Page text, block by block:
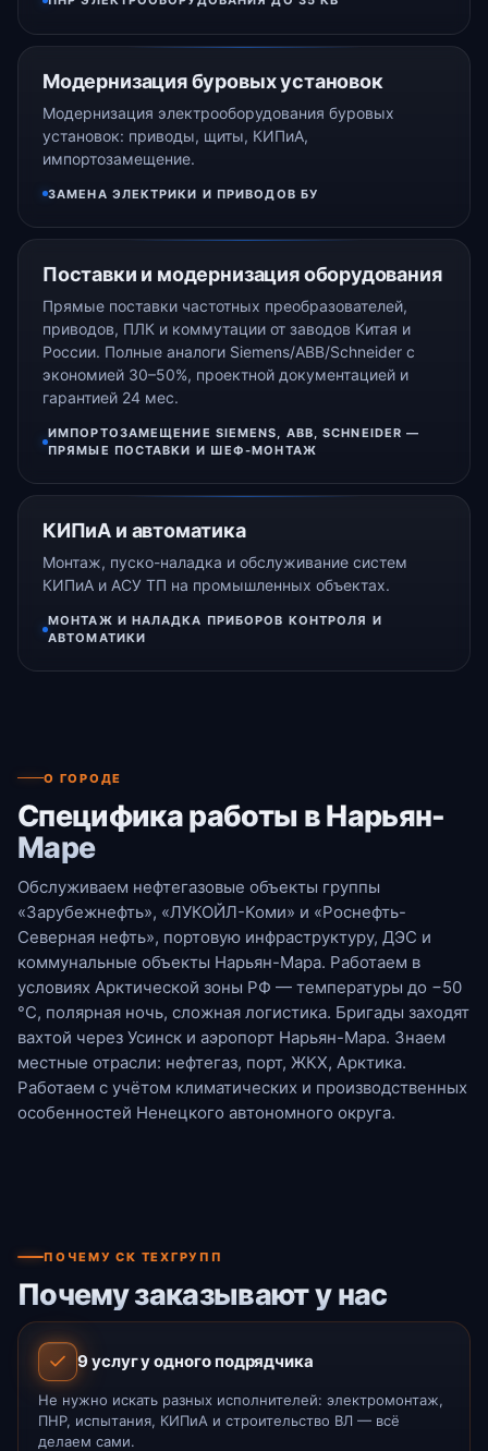
Модернизация буровых установок
Модернизация электрооборудования буровых
установок: приводы, щиты, КИПиА,
импортозамещение.
ЗАМЕНА ЭЛЕКТРИКИ И ПРИВОДОВ БУ
Поставки и модернизация оборудования
Прямые поставки частотных преобразователей,
приводов, ПЛК и коммутации от заводов Китая и
России. Полные аналоги Siemens/ABB/Schneider с
экономией 30–50%, проектной документацией и
гарантией 24 мес.
ИМПОРТОЗАМЕЩЕНИЕ SIEMENS, ABB, SCHNEIDER —
ПРЯМЫЕ ПОСТАВКИ И ШЕФ-МОНТАЖ
КИПиА и автоматика
Монтаж, пуско-наладка и обслуживание систем
КИПиА и АСУ ТП на промышленных объектах.
МОНТАЖ И НАЛАДКА ПРИБОРОВ КОНТРОЛЯ И
АВТОМАТИКИ
О ГОРОДЕ
Специфика работы в Нарьян-
Маре
Обслуживаем нефтегазовые объекты группы
«Зарубежнефть», «ЛУКОЙЛ-Коми» и «Роснефть-
Северная нефть», портовую инфраструктуру, ДЭС и
коммунальные объекты Нарьян-Мара. Работаем в
условиях Арктической зоны РФ — температуры до −50
°С, полярная ночь, сложная логистика. Бригады заходят
вахтой через Усинск и аэропорт Нарьян-Мара. Знаем
местные отрасли: нефтегаз, порт, ЖКХ, Арктика.
Работаем с учётом климатических и производственных
особенностей Ненецкого автономного округа.
ПОЧЕМУ СК ТЕХГРУПП
Почему заказывают у нас
9 услуг у одного подрядчика
Не нужно искать разных исполнителей: электромонтаж,
ПНР, испытания, КИПиА и строительство ВЛ — всё
делаем сами.